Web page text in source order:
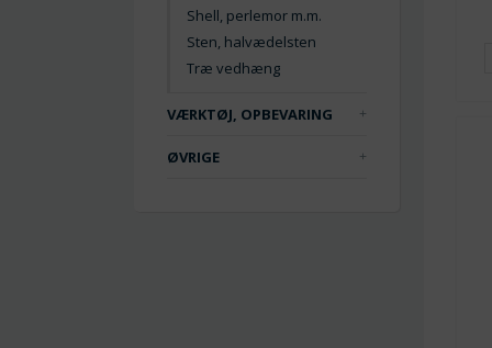
Shell, perlemor m.m.
Sten, halvædelsten
Træ vedhæng
VÆRKTØJ, OPBEVARING
ØVRIGE